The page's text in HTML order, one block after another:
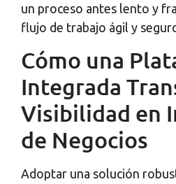
un proceso antes lento y
flujo de trabajo ágil y
Cómo una
Integrada
Visibilidad en
de Negocios
Adoptar una solución